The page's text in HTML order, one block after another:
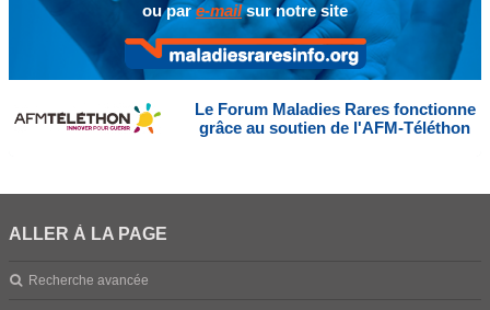
ou pare-mailsur notre site
Le Forum Maladies Rares fonctionne
grâce au soutien de l'AFM-Téléthon
ALLER À LA PAGE
Recherche avancée